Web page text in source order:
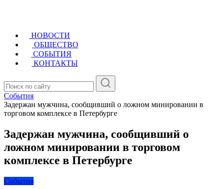
НОВОСТИ
ОБЩЕСТВО
СОБЫТИЯ
КОНТАКТЫ
События
Задержан мужчина, сообщивший о ложном минировании в
торговом комплексе в Петербурге
Задержан мужчина, сообщивший о
ложном минировании в торговом
комплексе в Петербурге
События